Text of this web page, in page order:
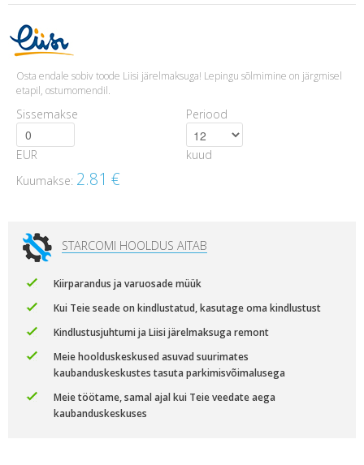
Osta endale sobiv toode Liisi järelmaksuga! Lepingu sõlmimine on järgmisel
etapil, ostumomendil.
Sissemakse
EUR
Periood
kuud
Kuumakse: 2.81 €
STARCOMI HOOLDUS AITAB
Kiirparandus ja varuosade müük
Kui Teie seade on kindlustatud, kasutage oma kindlustust
Kindlustusjuhtumi ja Liisi järelmaksuga remont
Meie hoolduskeskused asuvad suurimates
kaubanduskeskustes tasuta parkimisvõimalusega
Meie töötame, samal ajal kui Teie veedate aega
kaubanduskeskuses